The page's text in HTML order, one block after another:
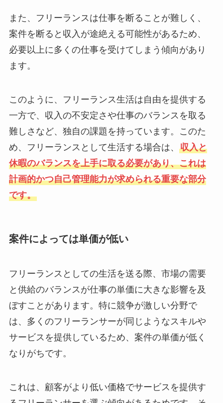
また、フリーランスは仕事を断ることが難しく、
案件を断ると収入が途絶える可能性があるため、
必要以上に多くの仕事を受けてしまう傾向があり
ます。
このように、フリーランス生活は自由を提供する
一方で、収入の不安定さや仕事のバランスを取る
難しさなど、独自の課題を持っています。このた
め、フリーランスとして生活する場合は、 収入と
休暇のバランスを上手に取る必要があり、これは
計画的かつ自己管理能力が求められる重要な部分
です。
案件によっては単価が低い
フリーランスとしての生活を送る際、市場の需要
と供給のバランスが仕事の単価に大きな影響を及
ぼすことがあります。特に競争が激しい分野で
は、多くのフリーランサーが同じようなスキルや
サービスを提供しているため、案件の単価が低く
なりがちです。
これは、顧客がより低い価格でサービスを提供す